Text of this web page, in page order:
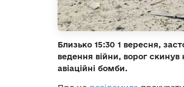
Близько 15:30 1 вересня,
ведення війни, ворог
авіаційні бомби.